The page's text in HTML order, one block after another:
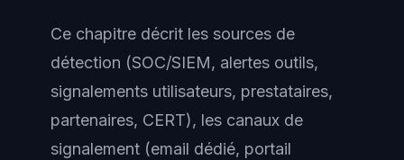
Ce chapitre décrit les sources de
détection (SOC/SIEM, alertes outils,
signalements utilisateurs, prestataires,
partenaires, CERT), les canaux de
signalement (email dédié, portail